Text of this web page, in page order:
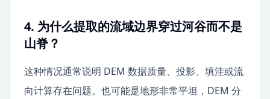
4. 为什么提取的流域边界穿过河谷而不是
山脊？
这种情况通常说明 DEM 数据质量、投影、填洼或流
向计算存在问题。也可能是地形非常平坦，DEM 分